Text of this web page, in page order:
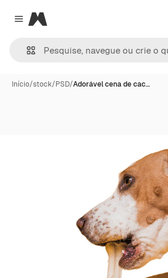
Close menu
Magnific
Início/stock/PSD/Adorável cena de cac…